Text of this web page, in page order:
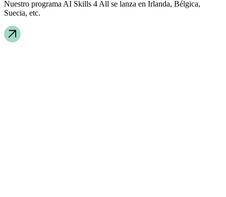
Nuestro programa AI Skills 4 All se lanza en Irlanda, Bélgica,
Suecia, etc.